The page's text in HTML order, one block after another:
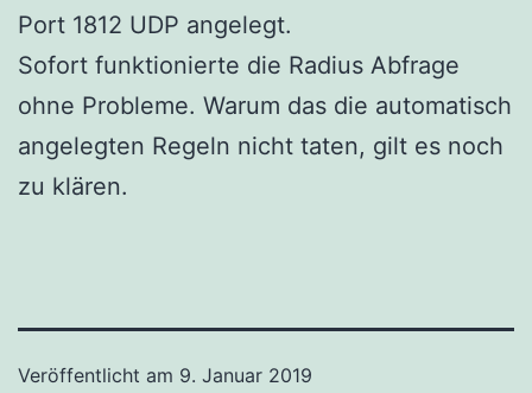
Port 1812 UDP angelegt.
Sofort funktionierte die Radius Abfrage
ohne Probleme. Warum das die automatisch
angelegten Regeln nicht taten, gilt es noch
zu klären.
Veröffentlicht am 9. Januar 2019